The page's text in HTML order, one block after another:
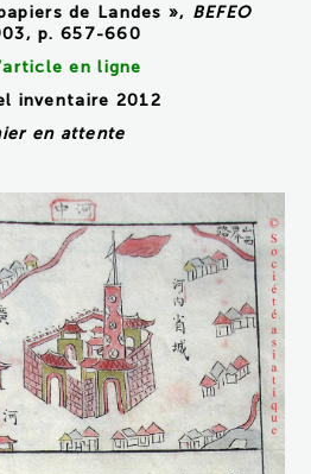
de Landes », BEFEO
p. 657-660
en ligne
inventaire 2012
en attente